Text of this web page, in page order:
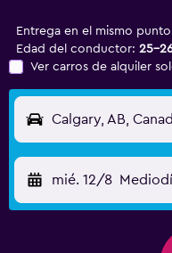
Entrega en el mismo punto
Edad del conductor: 25-
Ver carros de alquiler
Calgary, AB,
mié. 12/8